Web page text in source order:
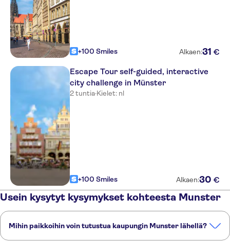
+100 Smiles Alkaen:31 €
Escape Tour self-guided, interactive
city challenge in Münster
2 tuntia·Kielet: nl
+100 Smiles Alkaen:30 €
Usein kysytyt kysymykset kohteesta Munster
Mihin paikkoihin voin tutustua kaupungin Munster lähellä?